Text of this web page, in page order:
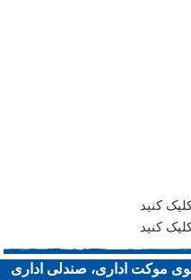
کنید
کنید
موکت اداری، صندلی اداری